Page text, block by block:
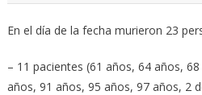
En el día de la fecha murieron 23
– 11 pacientes (61 años, 64 años,
años, 91 años, 95 años, 97 años, 2